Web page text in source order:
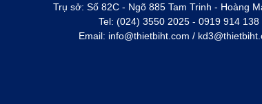
Trụ sở: Số 82C - Ngõ 885 Tam Trinh - Hoàng
Tel: (024) 3550 2025 - 0919 914 138
Email: info@thietbiht.com /